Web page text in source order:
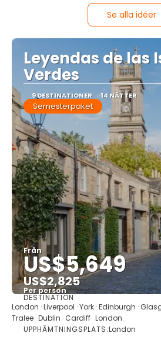
Se alla idéer
Leyendas de las
Verdes
9 DESTINATIONER 14 NÄTTER
Semesterpaket
Från
US$5,649
US$2,825
Per person
Se
DESTINATION
London · Liverpool · York · Edinburgh ·
Tralee · Dublin · Cardiff · London
UPPHÄMTNINGSPLATS:London